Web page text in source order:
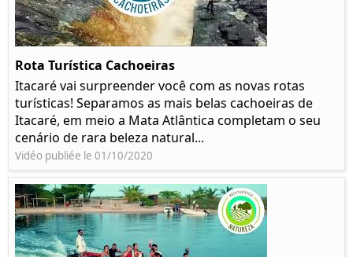
Rota Turística Cachoeiras
Itacaré vai surpreender você com as novas rotas
turísticas! Separamos as mais belas cachoeiras de
Itacaré, em meio a Mata Atlântica completam o seu
cenário de rara beleza natural...
Vidéo publiée le 01/10/2020